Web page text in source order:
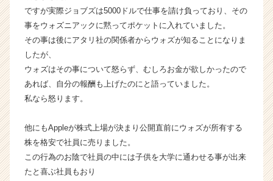
ト
が
届
サ
チ
ア
キ
ですが実際ジョブズは5000ドルで仕事を請け負っており、その
事をウォズニアックに黙ってポケットに入れていました。
その事は後にアタリ社の関係者からウォズが知ることになりま
したが、
ウォズはその事について怒らず、むしろお金が欲しかったので
あれば、自分の報酬も上げたのにと語っていました。
私なら怒ります。
他にもAppleが株式上場が決まり公開直前にウォズが所有する
株を格安で社員に売りました。
この行為のお陰で社員の中には子供を大学に通わせる事が出来
たと喜ぶ社員もおり